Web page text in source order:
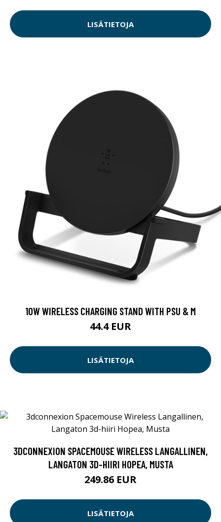
LISÄTIETOJA
10W WIRELESS CHARGING STAND WITH PSU & M
44.4 EUR
LISÄTIETOJA
3DCONNEXION SPACEMOUSE WIRELESS LANGALLINEN,
LANGATON 3D-HIIRI HOPEA, MUSTA
249.86 EUR
LISÄTIETOJA